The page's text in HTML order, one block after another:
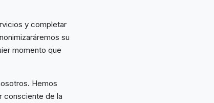
y completar
su
momento que
Hemos
consciente de la